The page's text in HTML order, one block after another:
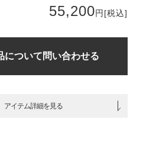
55,200円 [税込]
について問い合わせる
アイテム詳細を見る